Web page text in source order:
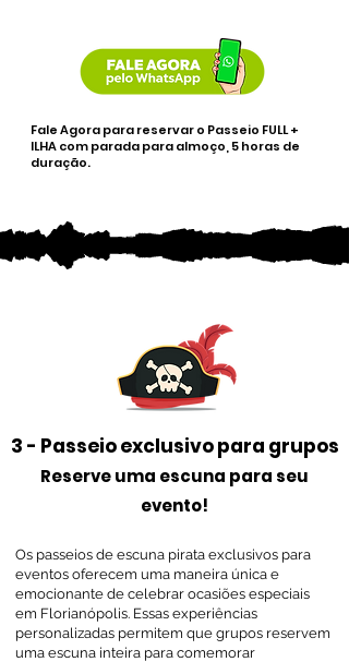
Fale Agora para reservar o Passeio FULL +
ILHA com parada para almoço, 5 horas de
duração.
3 - Passeio exclusivo para grupos
Reserve uma escuna para seu
evento!
Os passeios de escuna pirata exclusivos para
eventos oferecem uma maneira única e
emocionante de celebrar ocasiões especiais
em Florianópolis. Essas experiências
personalizadas permitem que grupos reservem
uma escuna inteira para comemorar